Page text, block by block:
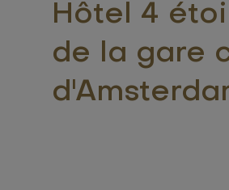
Hôtel 4
de la gare